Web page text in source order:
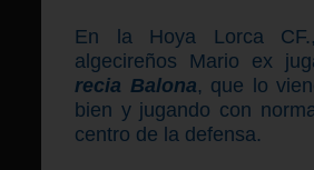
En la Hoya Lorca
algecireños Mario ex
recia Balona, que lo
bien y jugando con
centro de la defensa.